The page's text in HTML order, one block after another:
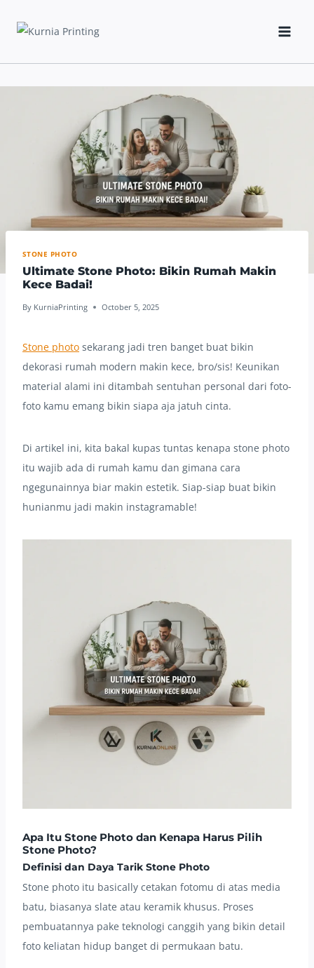
STONE PHOTO
Ultimate Stone Photo: Bikin Rumah Makin
Kece Badai!
By KurniaPrinting October 5, 2025
Stone photo sekarang jadi tren banget buat bikin
dekorasi rumah modern makin kece, bro/sis! Keunikan
material alami ini ditambah sentuhan personal dari foto-
foto kamu emang bikin siapa aja jatuh cinta.
Di artikel ini, kita bakal kupas tuntas kenapa stone photo
itu wajib ada di rumah kamu dan gimana cara
ngegunainnya biar makin estetik. Siap-siap buat bikin
hunianmu jadi makin instagramable!
Apa Itu Stone Photo dan Kenapa Harus Pilih
Stone Photo?
Definisi dan Daya Tarik Stone Photo
Stone photo itu basically cetakan fotomu di atas media
batu, biasanya slate atau keramik khusus. Proses
pembuatannya pake teknologi canggih yang bikin detail
foto keliatan hidup banget di permukaan batu.